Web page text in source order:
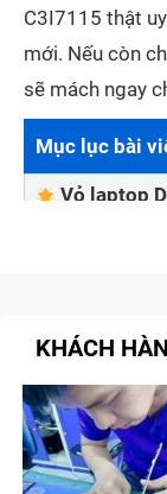
C3I7115 thật
mới. Nếu còn
sẽ mách ngay
Mục lục bài
Vỏ laptop
vỡ ảnh
Thay vỏ
nhanh chóng
Quy
7359-
Cách giữ
KHÁCH